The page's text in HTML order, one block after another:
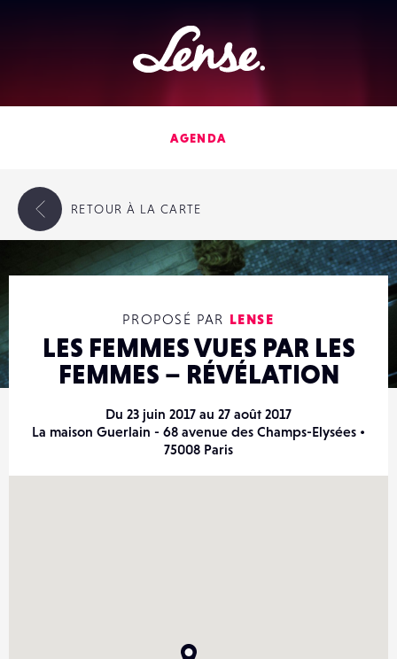
AGENDA
PROPOSÉ PAR LENSE
LES FEMMES VUES PAR LES
FEMMES – RÉVÉLATION
Du 23 juin 2017 au 27 août 2017
La maison Guerlain - 68 avenue des Champs-Elysées •
75008 Paris
RETOUR À LA CARTE